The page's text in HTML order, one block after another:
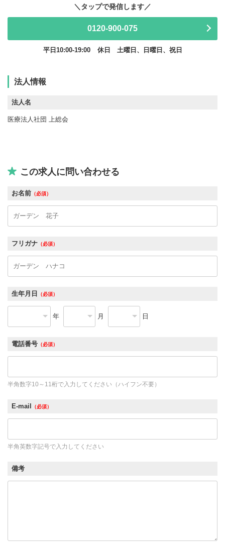
0120-900-075
平日10:00-19:00 休日 土曜日、日曜日、祝日
法人情報
法人名
医療法人社団 上総会
この求人に問い合わせる
お名前 （必須）
フリガナ （必須）
生年月日 （必須）
年 月 日
電話番号 （必須）
半角数字10～11桁で入力してください（ハイフン不要）
E-mail （必須）
半角英数字記号で入力してください
備考